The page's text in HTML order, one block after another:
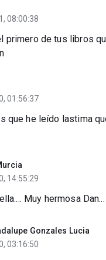
08:00:38
primero de tus libros
01:56:37
que he leído lastima
14:55:29
Muy hermosa Dan...
Gonzales Lucia
03:16:50